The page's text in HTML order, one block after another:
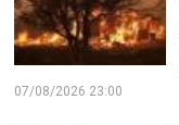
07/08/2026 23:00